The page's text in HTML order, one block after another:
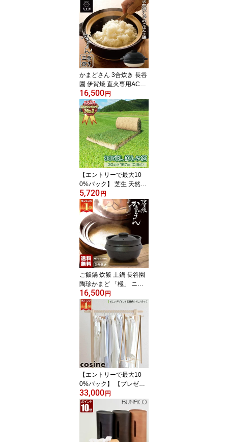
ビスパード・リザーブ Q
uinta do Bispado Reserv
a 500ml エキストラバー
ジンオイル
かまどさん 3合炊き 長谷
園 伊賀焼 直火専用ACT-0
1 送料無料 ご飯鍋 炊飯器
三合炊き 土鍋 ご飯 炊飯
専用
16,500 円
【エントリーで最大10
0%バック】 芝生 天然芝
三種混合ロール巻芝 送料
無料 (芝生 通販)
5,720 円
ご飯鍋 炊飯 土鍋 長谷園
陶珍かまど 「極」 ニ合
炊き 電子レンジ専用 AN
C-80 送料無料
16,500 円
【エントリーで最大10
0%バック】 【プレゼン
ト付】 コサイン cosine
ドレスラック メープル D
R-270M おしゃれ スリム
ルンバ対応 木製 旭川家
33,000 円